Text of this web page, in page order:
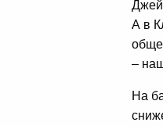
А в
–
На